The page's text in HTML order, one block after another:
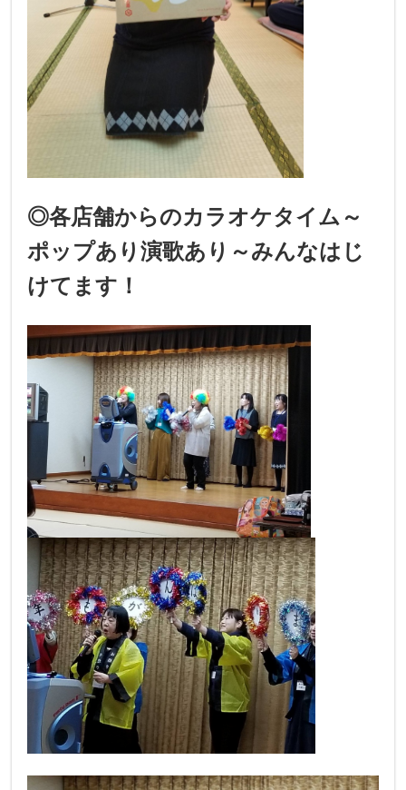
◎各店舗からのカラオケタイム～
ポップあり演歌あり～みんなはじ
けてます！